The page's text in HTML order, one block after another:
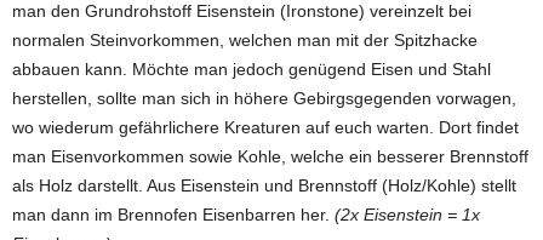
man den Grundrohstoff Eisenstein (Ironstone) vereinzelt bei
normalen Steinvorkommen, welchen man mit der Spitzhacke
abbauen kann. Möchte man jedoch genügend Eisen und Stahl
herstellen, sollte man sich in höhere Gebirgsgegenden vorwagen,
wo wiederum gefährlichere Kreaturen auf euch warten. Dort findet
man Eisenvorkommen sowie Kohle, welche ein besserer Brennstoff
als Holz darstellt. Aus Eisenstein und Brennstoff (Holz/Kohle) stellt
man dann im Brennofen Eisenbarren her. (2x Eisenstein = 1x